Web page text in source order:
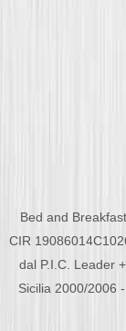
Bed and
CIR
dal P.I.C. Leader
Sicilia 2000/2006